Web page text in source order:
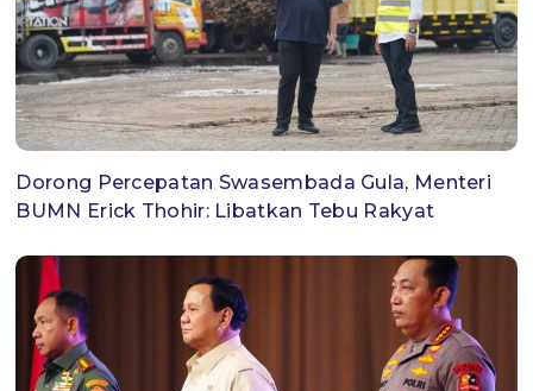
Dorong Percepatan Swasembada Gula, Menteri
BUMN Erick Thohir: Libatkan Tebu Rakyat